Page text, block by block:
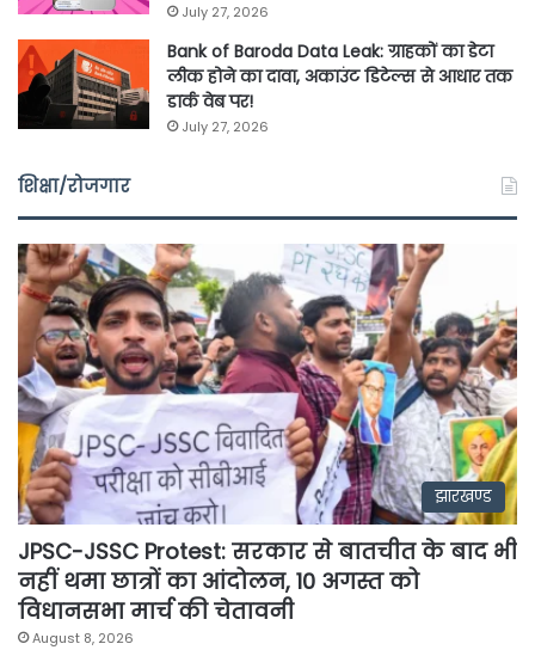
July 27, 2026
Bank of Baroda Data Leak: ग्राहकों का डेटा
लीक होने का दावा, अकाउंट डिटेल्स से आधार तक
डार्क वेब पर!
July 27, 2026
शिक्षा/रोजगार
झारखण्ड
JPSC-JSSC Protest: सरकार से बातचीत के बाद भी
नहीं थमा छात्रों का आंदोलन, 10 अगस्त को
विधानसभा मार्च की चेतावनी
August 8, 2026